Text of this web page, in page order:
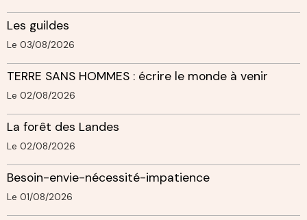
Les guildes
Le 03/08/2026
TERRE SANS HOMMES : écrire le monde à venir
Le 02/08/2026
La forêt des Landes
Le 02/08/2026
Besoin-envie-nécessité-impatience
Le 01/08/2026